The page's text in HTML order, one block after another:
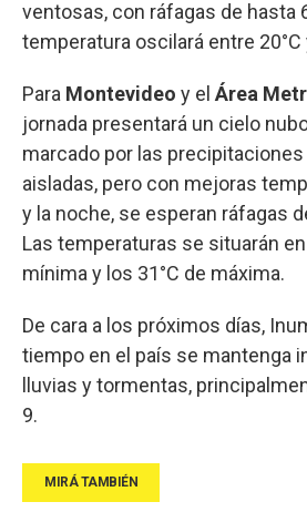
ventosas, con ráfagas de hasta
temperatura oscilará entre 20°C
Para Montevideo y el Área
jornada presentará un cielo
marcado por las
aisladas, pero con mejoras
y la noche, se esperan ráfagas
Las temperaturas se situarán en
mínima y los 31°C de máxima.
De cara a los próximos días,
tiempo en el país se mantenga
lluvias y tormentas,
9.